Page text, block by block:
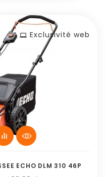
Exclusivité web
ECHO DLM 310 46P